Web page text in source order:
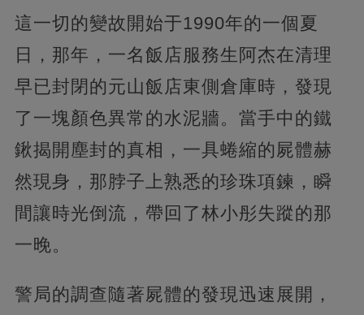
這一切的變故開始于1990年的一個夏
日，那年，一名飯店服務生阿杰在清理
早已封閉的元山飯店東側倉庫時，發現
了一塊顏色異常的水泥牆。當手中的鐵
鍬揭開塵封的真相，一具蜷縮的屍體赫
然現身，那脖子上熟悉的珍珠項鍊，瞬
間讓時光倒流，帶回了林小彤失蹤的那
一晚。
警局的調查隨著屍體的發現迅速展開，